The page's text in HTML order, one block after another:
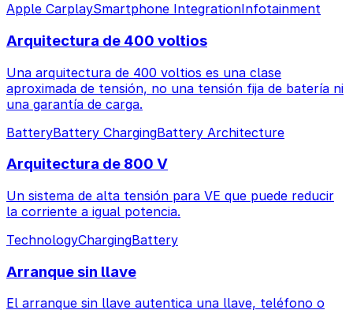
Apple CarplaySmartphone IntegrationInfotainment
Arquitectura de 400 voltios
Una arquitectura de 400 voltios es una clase
aproximada de tensión, no una tensión fija de batería ni
una garantía de carga.
BatteryBattery ChargingBattery Architecture
Arquitectura de 800 V
Un sistema de alta tensión para VE que puede reducir
la corriente a igual potencia.
TechnologyChargingBattery
Arranque sin llave
El arranque sin llave autentica una llave, teléfono o